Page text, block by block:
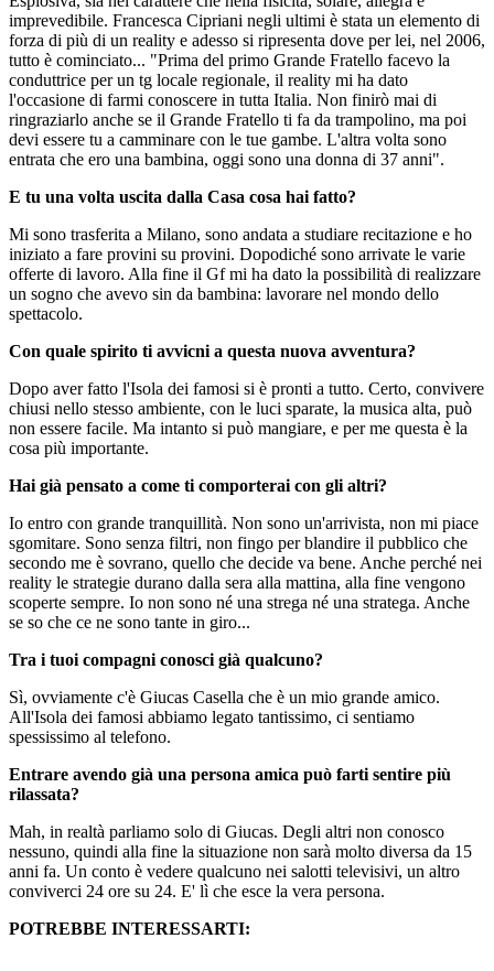
imprevedibile. Francesca Cipriani negli ultimi è stata un elemento di
forza di più di un reality e adesso si ripresenta dove per lei, nel 2006,
tutto è cominciato... "Prima del primo Grande Fratello facevo la
conduttrice per un tg locale regionale, il reality mi ha dato
l'occasione di farmi conoscere in tutta Italia. Non finirò mai di
ringraziarlo anche se il Grande Fratello ti fa da trampolino, ma poi
devi essere tu a camminare con le tue gambe. L'altra volta sono
entrata che ero una bambina, oggi sono una donna di 37 anni".
E tu una volta uscita dalla Casa cosa hai fatto?
Mi sono trasferita a Milano, sono andata a studiare recitazione e ho
iniziato a fare provini su provini. Dopodiché sono arrivate le varie
offerte di lavoro. Alla fine il Gf mi ha dato la possibilità di realizzare
un sogno che avevo sin da bambina: lavorare nel mondo dello
spettacolo.
Con quale spirito ti avvicni a questa nuova avventura?
Dopo aver fatto l'Isola dei famosi si è pronti a tutto. Certo, convivere
chiusi nello stesso ambiente, con le luci sparate, la musica alta, può
non essere facile. Ma intanto si può mangiare, e per me questa è la
cosa più importante.
Hai già pensato a come ti comporterai con gli altri?
Io entro con grande tranquillità. Non sono un'arrivista, non mi piace
sgomitare. Sono senza filtri, non fingo per blandire il pubblico che
secondo me è sovrano, quello che decide va bene. Anche perché nei
reality le strategie durano dalla sera alla mattina, alla fine vengono
scoperte sempre. Io non sono né una strega né una stratega. Anche
se so che ce ne sono tante in giro...
Tra i tuoi compagni conosci già qualcuno?
Sì, ovviamente c'è Giucas Casella che è un mio grande amico.
All'Isola dei famosi abbiamo legato tantissimo, ci sentiamo
spessissimo al telefono.
Entrare avendo già una persona amica può farti sentire più
rilassata?
Mah, in realtà parliamo solo di Giucas. Degli altri non conosco
nessuno, quindi alla fine la situazione non sarà molto diversa da 15
anni fa. Un conto è vedere qualcuno nei salotti televisivi, un altro
conviverci 24 ore su 24. E' lì che esce la vera persona.
POTREBBE INTERESSARTI: